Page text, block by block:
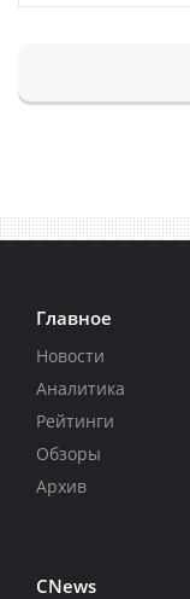
Главное
Новости
Аналитика
Рейтинги
Обзоры
Архив
CNews